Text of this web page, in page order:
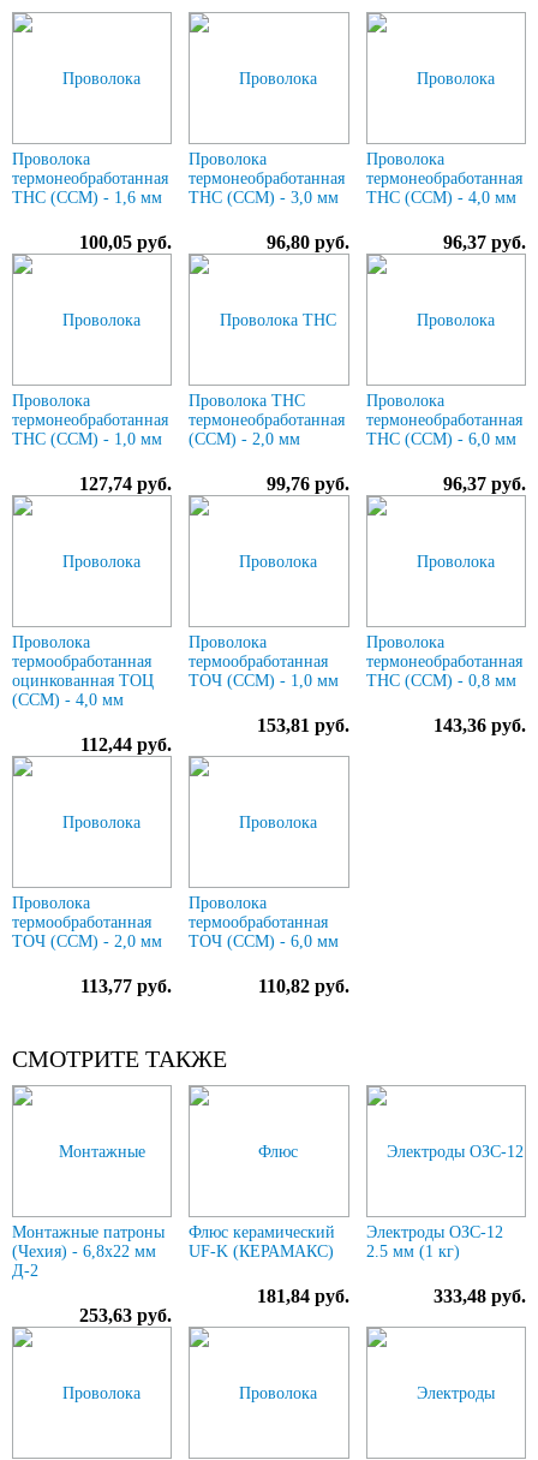
Проволока
термонеобработанная
ТНС (ССМ) - 1,6 мм
100,05 руб.
Проволока
термонеобработанная
ТНС (ССМ) - 3,0 мм
96,80 руб.
Проволока
термонеобработанная
ТНС (ССМ) - 4,0 мм
96,37 руб.
Проволока
термонеобработанная
ТНС (ССМ) - 1,0 мм
127,74 руб.
Проволока ТНС
термонеобработанная
(ССМ) - 2,0 мм
99,76 руб.
Проволока
термонеобработанная
ТНС (ССМ) - 6,0 мм
96,37 руб.
Проволока
термообработанная
оцинкованная ТОЦ
(ССМ) - 4,0 мм
112,44 руб.
Проволока
термообработанная
ТОЧ (ССМ) - 1,0 мм
153,81 руб.
Проволока
термонеобработанная
ТНС (ССМ) - 0,8 мм
143,36 руб.
Проволока
термообработанная
ТОЧ (ССМ) - 2,0 мм
113,77 руб.
Проволока
термообработанная
ТОЧ (ССМ) - 6,0 мм
110,82 руб.
СМОТРИТЕ ТАКЖЕ
Монтажные патроны
(Чехия) - 6,8х22 мм
Д-2
253,63 руб.
Флюс керамический
UF-K (КЕРАМАКС)
181,84 руб.
Электроды ОЗС-12
2.5 мм (1 кг)
333,48 руб.